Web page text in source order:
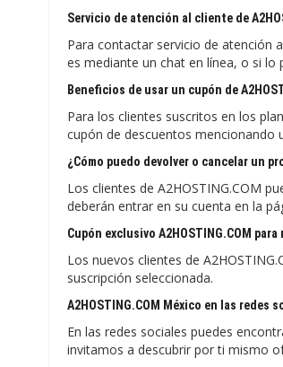
Servicio de atención al cliente de
Para contactar servicio de atención
es mediante un chat en línea, o si
Beneficios de usar un cupón de
Para los clientes suscritos en los
cupón de descuentos mencionando
¿Cómo puedo devolver o cancelar un
Los clientes de A2HOSTING.COM
deberán entrar en su cuenta en la
Cupón exclusivo A2HOSTING.COM
Los nuevos clientes de
suscripción seleccionada.
A2HOSTING.COM México en las redes
En las redes sociales puedes
invitamos a descubrir por ti mismo